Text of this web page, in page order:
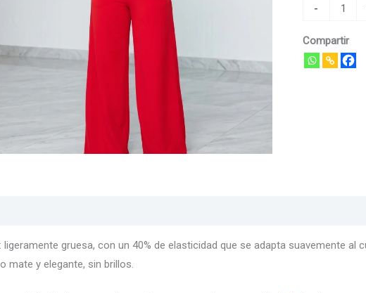
-
Compartir
ligeramente gruesa, con un 40% de elasticidad que se adapta suavemente
mate y elegante, sin brillos.